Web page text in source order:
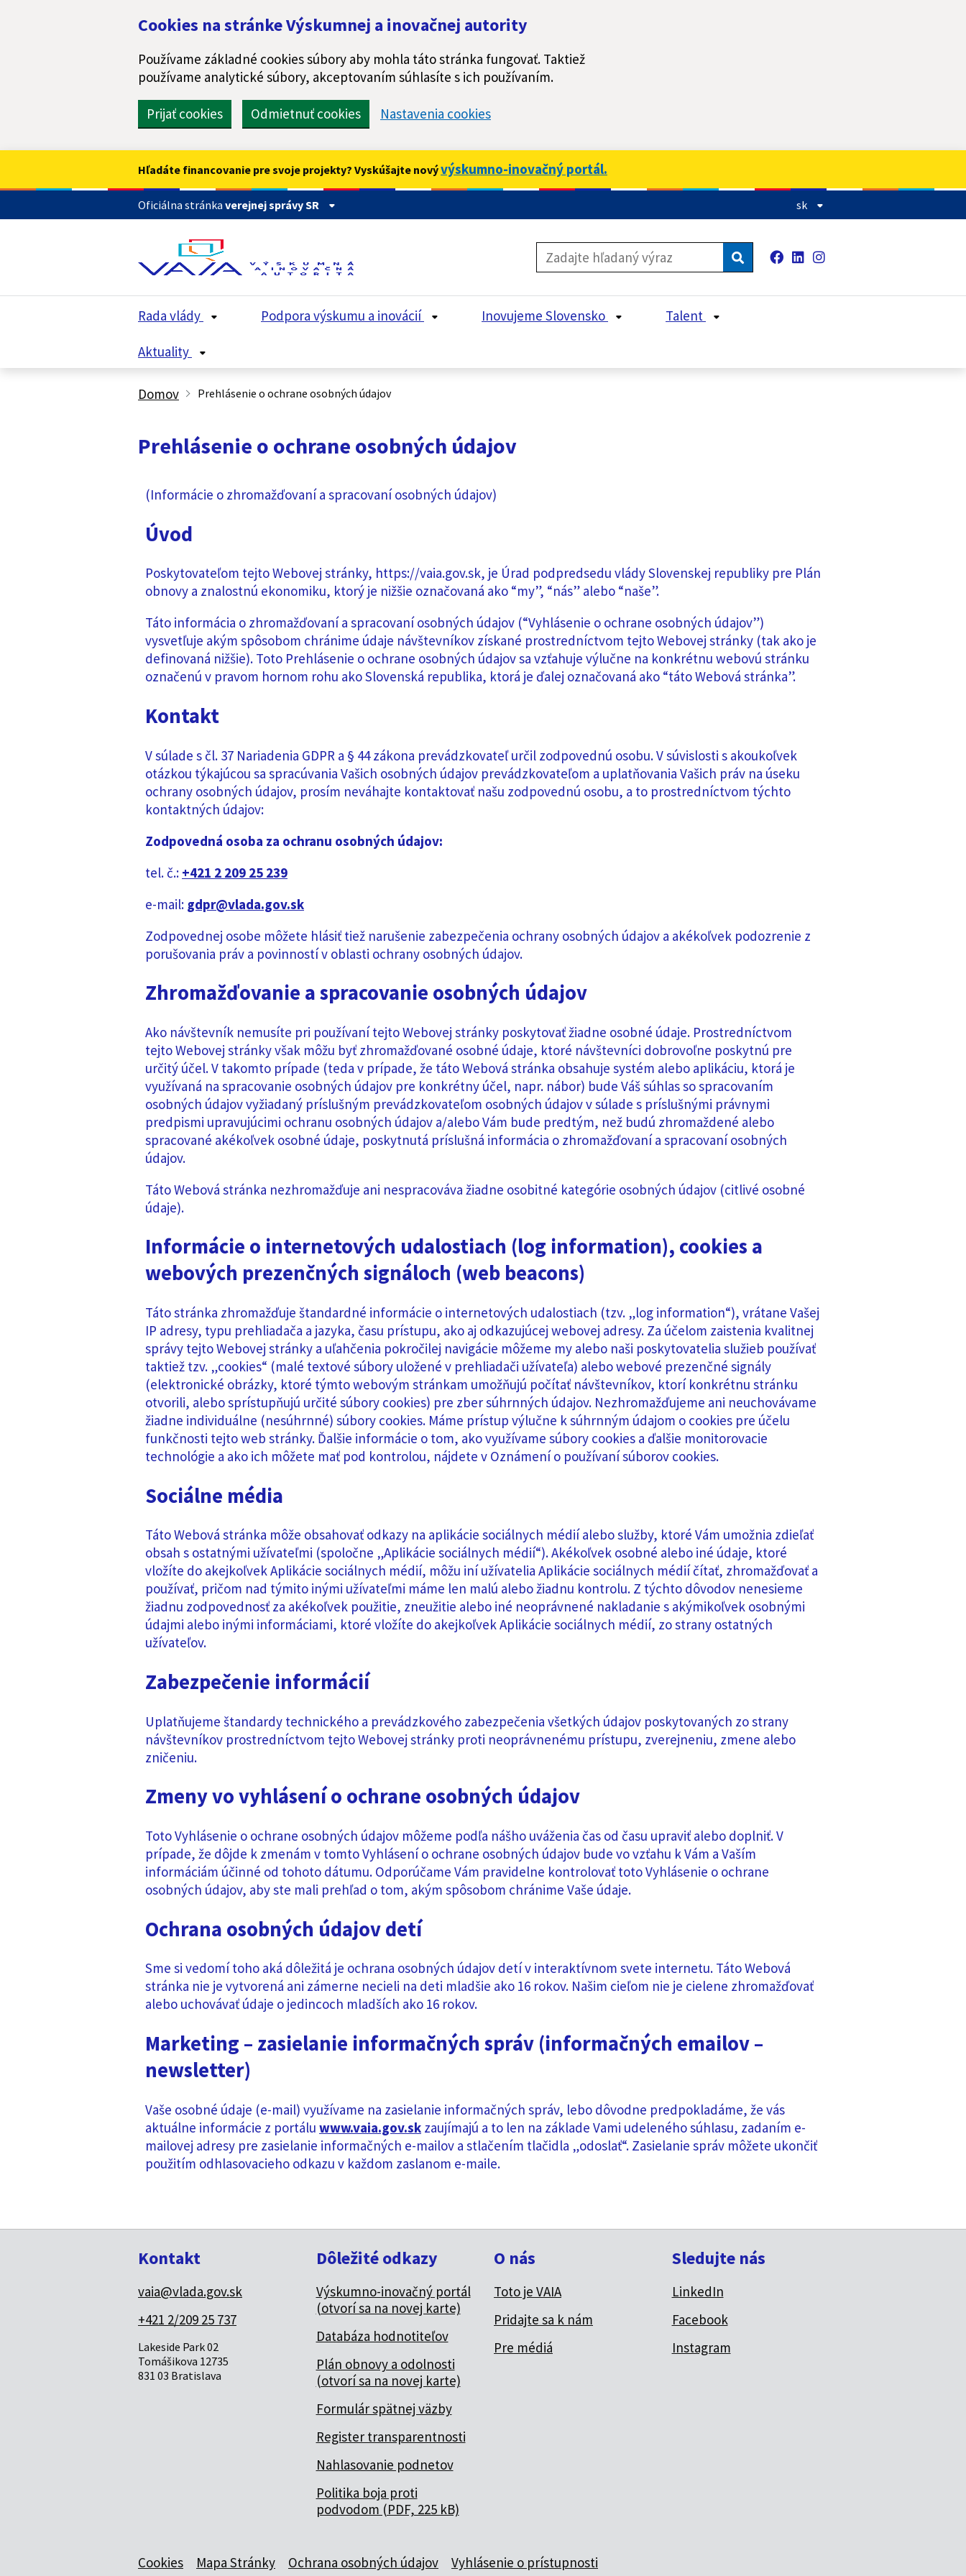
Cookies na stránke Výskumnej a inovačnej autority
Používame základné cookies súbory aby mohla táto stránka fungovať. Taktiež
používame analytické súbory, akceptovaním súhlasíte s ich používaním.
Prijať cookies Odmietnuť cookies Nastavenia cookies
Hľadáte financovanie pre svoje projekty? Vyskúšajte novývýskumno-inovačný portál.
Oficiálna stránka verejnej správy SR sk
Vyhľadávanie
Facebook
LinkedInInstagram
Rada vlády Podpora výskumu a inovácií Inovujeme Slovensko Talent
Aktuality
Domov Prehlásenie o ochrane osobných údajov
Prehlásenie o ochrane osobných údajov
(Informácie o zhromažďovaní a spracovaní osobných údajov)
Úvod
Poskytovateľom tejto Webovej stránky, https://vaia.gov.sk, je Úrad podpredsedu vlády Slovenskej republiky pre Plán
obnovy a znalostnú ekonomiku, ktorý je nižšie označovaná ako “my”, “nás” alebo “naše”.
Táto informácia o zhromažďovaní a spracovaní osobných údajov (“Vyhlásenie o ochrane osobných údajov”)
vysvetľuje akým spôsobom chránime údaje návštevníkov získané prostredníctvom tejto Webovej stránky (tak ako je
definovaná nižšie). Toto Prehlásenie o ochrane osobných údajov sa vzťahuje výlučne na konkrétnu webovú stránku
označenú v pravom hornom rohu ako Slovenská republika, ktorá je ďalej označovaná ako “táto Webová stránka”.
Kontakt
V súlade s čl. 37 Nariadenia GDPR a § 44 zákona prevádzkovateľ určil zodpovednú osobu. V súvislosti s akoukoľvek
otázkou týkajúcou sa spracúvania Vašich osobných údajov prevádzkovateľom a uplatňovania Vašich práv na úseku
ochrany osobných údajov, prosím neváhajte kontaktovať našu zodpovednú osobu, a to prostredníctvom týchto
kontaktných údajov:
Zodpovedná osoba za ochranu osobných údajov:
tel. č.: +421 2 209 25 239
e-mail: gdpr@vlada.gov.sk
Zodpovednej osobe môžete hlásiť tiež narušenie zabezpečenia ochrany osobných údajov a akékoľvek podozrenie z
porušovania práv a povinností v oblasti ochrany osobných údajov.
Zhromažďovanie a spracovanie osobných údajov
Ako návštevník nemusíte pri používaní tejto Webovej stránky poskytovať žiadne osobné údaje. Prostredníctvom
tejto Webovej stránky však môžu byť zhromažďované osobné údaje, ktoré návštevníci dobrovoľne poskytnú pre
určitý účel. V takomto prípade (teda v prípade, že táto Webová stránka obsahuje systém alebo aplikáciu, ktorá je
využívaná na spracovanie osobných údajov pre konkrétny účel, napr. nábor) bude Váš súhlas so spracovaním
osobných údajov vyžiadaný príslušným prevádzkovateľom osobných údajov v súlade s príslušnými právnymi
predpismi upravujúcimi ochranu osobných údajov a/alebo Vám bude predtým, než budú zhromaždené alebo
spracované akékoľvek osobné údaje, poskytnutá príslušná informácia o zhromažďovaní a spracovaní osobných
údajov.
Táto Webová stránka nezhromažďuje ani nespracováva žiadne osobitné kategórie osobných údajov (citlivé osobné
údaje).
Informácie o internetových udalostiach (log information), cookies a
webových prezenčných signáloch (web beacons)
Táto stránka zhromažďuje štandardné informácie o internetových udalostiach (tzv. „log information“), vrátane Vašej
IP adresy, typu prehliadača a jazyka, času prístupu, ako aj odkazujúcej webovej adresy. Za účelom zaistenia kvalitnej
správy tejto Webovej stránky a uľahčenia pokročilej navigácie môžeme my alebo naši poskytovatelia služieb používať
taktiež tzv. „cookies“ (malé textové súbory uložené v prehliadači užívateľa) alebo webové prezenčné signály
(elektronické obrázky, ktoré týmto webovým stránkam umožňujú počítať návštevníkov, ktorí konkrétnu stránku
otvorili, alebo sprístupňujú určité súbory cookies) pre zber súhrnných údajov. Nezhromažďujeme ani neuchovávame
žiadne individuálne (nesúhrnné) súbory cookies. Máme prístup výlučne k súhrnným údajom o cookies pre účelu
funkčnosti tejto web stránky. Ďalšie informácie o tom, ako využívame súbory cookies a ďalšie monitorovacie
technológie a ako ich môžete mať pod kontrolou, nájdete v Oznámení o používaní súborov cookies.
Sociálne média
Táto Webová stránka môže obsahovať odkazy na aplikácie sociálnych médií alebo služby, ktoré Vám umožnia zdieľať
obsah s ostatnými užívateľmi (spoločne „Aplikácie sociálnych médií“). Akékoľvek osobné alebo iné údaje, ktoré
vložíte do akejkoľvek Aplikácie sociálnych médií, môžu iní užívatelia Aplikácie sociálnych médií čítať, zhromažďovať a
používať, pričom nad týmito inými užívateľmi máme len malú alebo žiadnu kontrolu. Z týchto dôvodov nenesieme
žiadnu zodpovednosť za akékoľvek použitie, zneužitie alebo iné neoprávnené nakladanie s akýmikoľvek osobnými
údajmi alebo inými informáciami, ktoré vložíte do akejkoľvek Aplikácie sociálnych médií, zo strany ostatných
užívateľov.
Zabezpečenie informácií
Uplatňujeme štandardy technického a prevádzkového zabezpečenia všetkých údajov poskytovaných zo strany
návštevníkov prostredníctvom tejto Webovej stránky proti neoprávnenému prístupu, zverejneniu, zmene alebo
zničeniu.
Zmeny vo vyhlásení o ochrane osobných údajov
Toto Vyhlásenie o ochrane osobných údajov môžeme podľa nášho uváženia čas od času upraviť alebo doplniť. V
prípade, že dôjde k zmenám v tomto Vyhlásení o ochrane osobných údajov bude vo vzťahu k Vám a Vaším
informáciám účinné od tohoto dátumu. Odporúčame Vám pravidelne kontrolovať toto Vyhlásenie o ochrane
osobných údajov, aby ste mali prehľad o tom, akým spôsobom chránime Vaše údaje.
Ochrana osobných údajov detí
Sme si vedomí toho aká dôležitá je ochrana osobných údajov detí v interaktívnom svete internetu. Táto Webová
stránka nie je vytvorená ani zámerne necieli na deti mladšie ako 16 rokov. Našim cieľom nie je cielene zhromažďovať
alebo uchovávať údaje o jedincoch mladších ako 16 rokov.
Marketing – zasielanie informačných správ (informačných emailov –
newsletter)
Vaše osobné údaje (e-mail) využívame na zasielanie informačných správ, lebo dôvodne predpokladáme, že vás
aktuálne informácie z portálu www.vaia.gov.sk zaujímajú a to len na základe Vami udeleného súhlasu, zadaním e-
mailovej adresy pre zasielanie informačných e-mailov a stlačením tlačidla „odoslať“. Zasielanie správ môžete ukončiť
použitím odhlasovacieho odkazu v každom zaslanom e-maile.
Kontakt
vaia@vlada.gov.sk
+421 2/209 25 737
Lakeside Park 02
Tomášikova 12735
831 03 Bratislava
Dôležité odkazy
Výskumno-inovačný portál
(otvorí sa na novej karte)
Databáza hodnotiteľov
Plán obnovy a odolnosti
(otvorí sa na novej karte)
Formulár spätnej väzby
Register transparentnosti
Nahlasovanie podnetov
Politika boja proti
podvodom (PDF, 225 kB)
O nás
Toto je VAIA
Pridajte sa k nám
Pre médiá
Sledujte nás
LinkedIn
Facebook
Instagram
Cookies Mapa Stránky Ochrana osobných údajov Vyhlásenie o prístupnosti